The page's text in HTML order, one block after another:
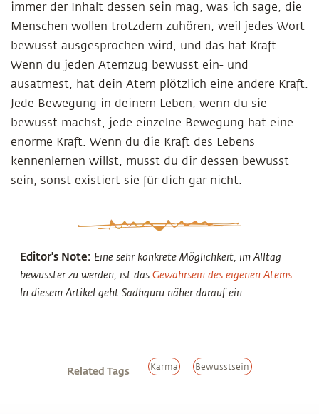
immer der Inhalt dessen sein mag, was ich sage, die
Menschen wollen trotzdem zuhören, weil jedes Wort
bewusst ausgesprochen wird, und das hat Kraft.
Wenn du jeden Atemzug bewusst ein- und
ausatmest, hat dein Atem plötzlich eine andere Kraft.
Jede Bewegung in deinem Leben, wenn du sie
bewusst machst, jede einzelne Bewegung hat eine
enorme Kraft. Wenn du die Kraft des Lebens
kennenlernen willst, musst du dir dessen bewusst
sein, sonst existiert sie für dich gar nicht.
Editor's Note: Eine sehr konkrete Möglichkeit, im Alltag
bewusster zu werden, ist das Gewahrsein des eigenen Atems.
In diesem Artikel geht Sadhguru näher darauf ein.
Related Tags Karma Bewusstsein